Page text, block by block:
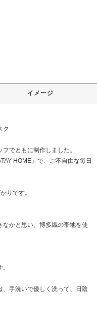
イメージ
ク
でともに制作しました。
HOME」で、ご不自由な毎日
りです。
かと思い、博多織の帯地を使
、手洗いで優しく洗って、日陰